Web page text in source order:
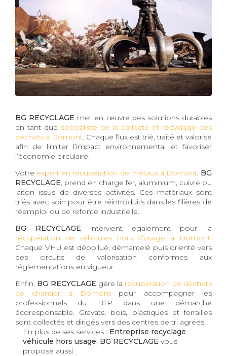
BG RECYCLAGE met en œuvre des solutions durables
en tant que spécialiste de la collecte et recyclage des
déchets à Domont. Chaque flux est trié, traité et valorisé
afin de limiter l’impact environnemental et favoriser
l’économie circulaire.
Votre expert en récupération de métaux à Domont, BG
RECYCLAGE, prend en charge fer, aluminium, cuivre ou
laiton issus de diverses activités. Ces matériaux sont
triés avec soin pour être réintroduits dans les filières de
réemploi ou de refonte industrielle.
BG RECYCLAGE intervient également pour la
récupération de véhicules hors d’usage à Domont.
Chaque VHU est dépollué, démantelé puis orienté vers
des circuits de valorisation conformes aux
réglementations en vigueur.
Enfin, BG RECYCLAGE gère la récupération de déchets
de chantier à Domont pour accompagner les
professionnels du BTP dans une démarche
écoresponsable. Gravats, bois, plastiques et ferrailles
sont collectés et dirigés vers des centres de tri agréés.
En plus de ses services : Entreprise recyclage
véhicule hors usage, BG RECYCLAGE vous
propose aussi :